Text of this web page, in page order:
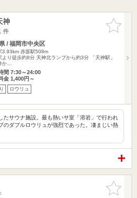
お気に入
りに追加
神
件
/ 福岡市中央区
3.93km 赤坂駅508m
より徒歩約8分 天神北ランプから約3分 「天神駅」
か…
間 7:30～24:00
金 1,400円～
ロウリュ
たサウナ施設。最も熱いサ室「溶岩」で行われ
のダブルロウリュが強烈であった。凄まじい熱
お気に入
りに追加